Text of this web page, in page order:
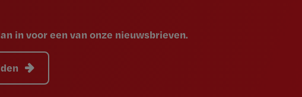
in voor een van onze nieuwsbrieven.